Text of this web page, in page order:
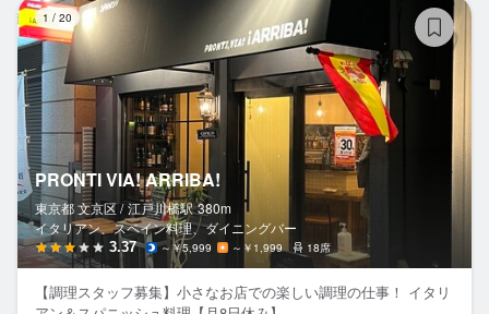
1 / 20
PRONTI VIA! ARRIBA!
東京都 文京区 / 江戸川橋駅 380m
イタリアン、スペイン料理、ダイニングバー
3.37 ～￥5,999 ～￥1,999 18席
【調理スタッフ募集】小さなお店での楽しい調理の仕事！ イタリ